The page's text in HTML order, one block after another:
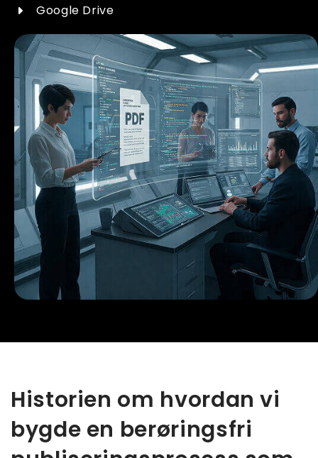
Google Drive
Historien om hvordan vi
bygde en berøringsfri